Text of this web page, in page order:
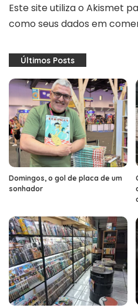
Este site utiliza o Akismet
como seus dados em
Últimos Posts
Domingos, o gol de placa de um
sonhador